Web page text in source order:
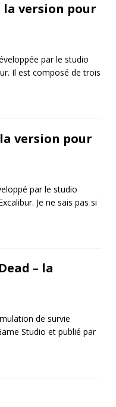
la version pour
par le studio
Il est composé de trois
la version pour
par le studio
Je ne sais pas si
– la
de survie
Studio et publié par